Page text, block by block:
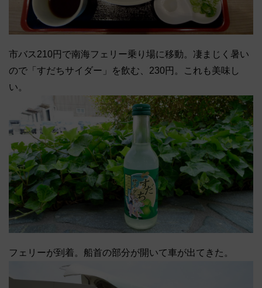
市バス210円で南海フェリー乗り場に移動。凄まじく暑い
ので「すだちサイダー」を飲む、230円。これも美味し
い。
フェリーが到着。船首の部分が開いて車が出てきた。